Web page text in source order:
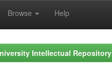
Browse Help
Intellectual Repository